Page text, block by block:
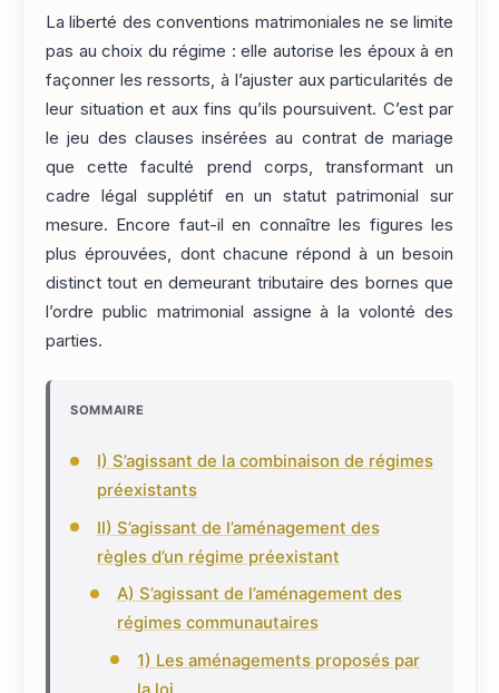
La liberté des conventions matrimoniales ne se limite
pas au choix du régime : elle autorise les époux à en
façonner les ressorts, à l’ajuster aux particularités de
leur situation et aux fins qu’ils poursuivent. C’est par
le jeu des clauses insérées au contrat de mariage
que cette faculté prend corps, transformant un
cadre légal supplétif en un statut patrimonial sur
mesure. Encore faut-il en connaître les figures les
plus éprouvées, dont chacune répond à un besoin
distinct tout en demeurant tributaire des bornes que
l’ordre public matrimonial assigne à la volonté des
parties.
SOMMAIRE
I) S’agissant de la combinaison de régimes
préexistants
II) S’agissant de l’aménagement des
règles d’un régime préexistant
A) S’agissant de l’aménagement des
régimes communautaires
1) Les aménagements proposés par